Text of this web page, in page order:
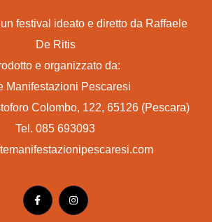
festival ideato e diretto da Raffaele
De Ritis
e organizzato da:
Manifestazioni Pescaresi
Colombo, 122, 65126 (Pescara)
Tel. 085 693093